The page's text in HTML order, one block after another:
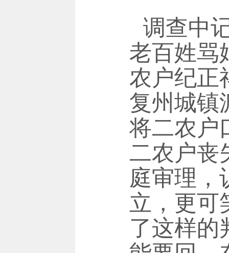
调查中
老百姓骂
农户纪正
复州城镇
将二农户
二农户丧
庭审理，
立，更可
了这样的